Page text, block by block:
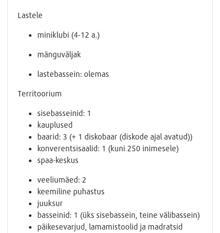
Lastele
miniklubi (4-12 a.)
mänguväljak
lastebassein: olemas
Territoorium
sisebasseinid: 1
kauplused
baarid: 3 (+ 1 diskobaar (diskode ajal avatud))
konverentsisaalid: 1 (kuni 250 inimesele)
spaa-keskus
veeliumäed: 2
keemiline puhastus
juuksur
basseinid: 1 (üks sisebassein, teine välibassein)
päikesevarjud, lamamistoolid ja madratsid